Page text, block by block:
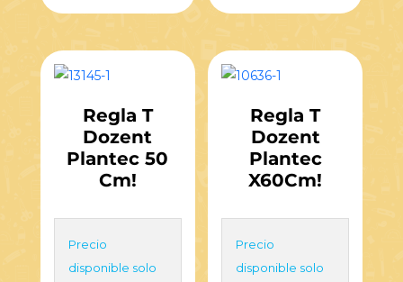
Regla T
Dozent
Plantec 50
Cm!
Precio
disponible solo
Regla T
Dozent
Plantec
X60Cm!
Precio
disponible solo